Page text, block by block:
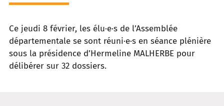
Ce jeudi 8 février, les élu·e·s de l’Assemblée
départementale se sont réuni·e·s en séance plénière
sous la présidence d’Hermeline MALHERBE pour
délibérer sur 32 dossiers.